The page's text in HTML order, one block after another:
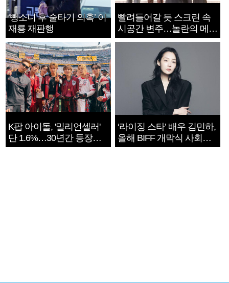
‘뺑소니 후 술타기 의혹’ 이
재룡 재판행
빨려들어갈 듯 스크린 속
시공간 변주…놀란의 메시
지는 ‘전쟁 속죄’
K팝 아이돌, '밀리언셀러'
단 1.6%…30년간 등장
1182개팀 전수조사
‘라이징 스타’ 배우 김민하,
올해 BIFF 개막식 사회자
확정